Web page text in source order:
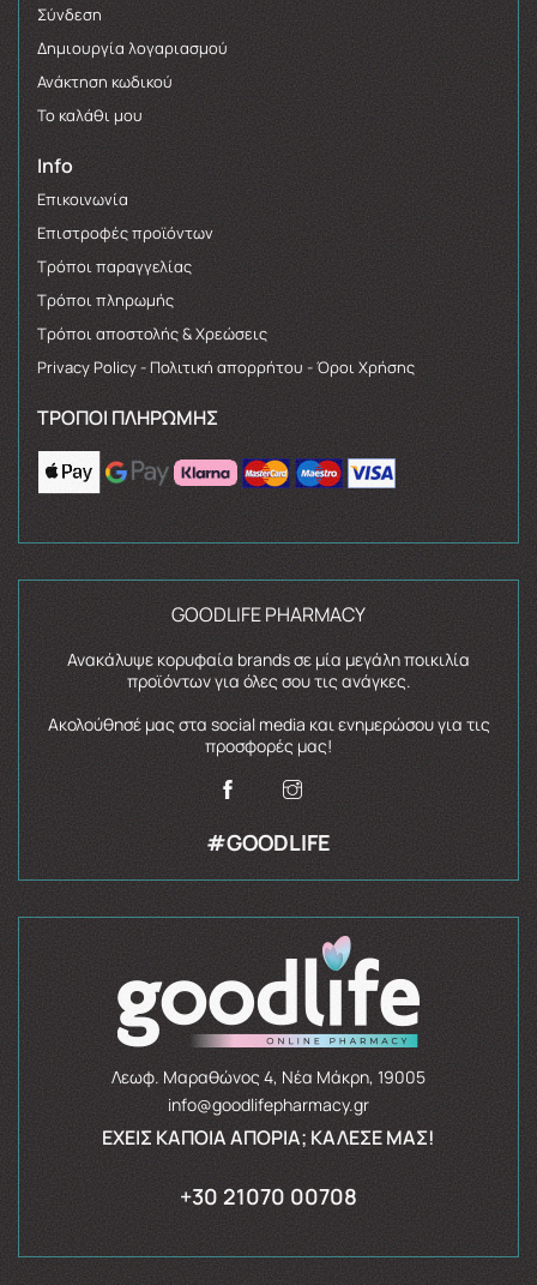
Σύνδεση
Δημιουργία λογαριασμού
Ανάκτηση κωδικού
Το καλάθι μου
Info
Επικοινωνία
Επιστροφές προϊόντων
Τρόποι παραγγελίας
Τρόποι πληρωμής
Τρόποι αποστολής & Χρεώσεις
Privacy Policy - Πολιτική απορρήτου - Όροι Χρήσης
ΤΡΌΠΟΙ ΠΛΗΡΩΜΉΣ
GOODLIFE PHARMACY
Ανακάλυψε κορυφαία brands σε μία μεγάλη ποικιλία
προϊόντων για όλες σου τις ανάγκες.
Ακολούθησέ μας στα social media και ενημερώσου για τις
προσφορές μας!
#GOODLIFE
Λεωφ. Μαραθώνος 4, Νέα Μάκρη, 19005
info@goodlifepharmacy.gr
ΈΧΕΙΣ ΚΆΠΟΙΑ ΑΠΟΡΊΑ; ΚΆΛΕΣΈ ΜΑΣ!
+30 21070 00708